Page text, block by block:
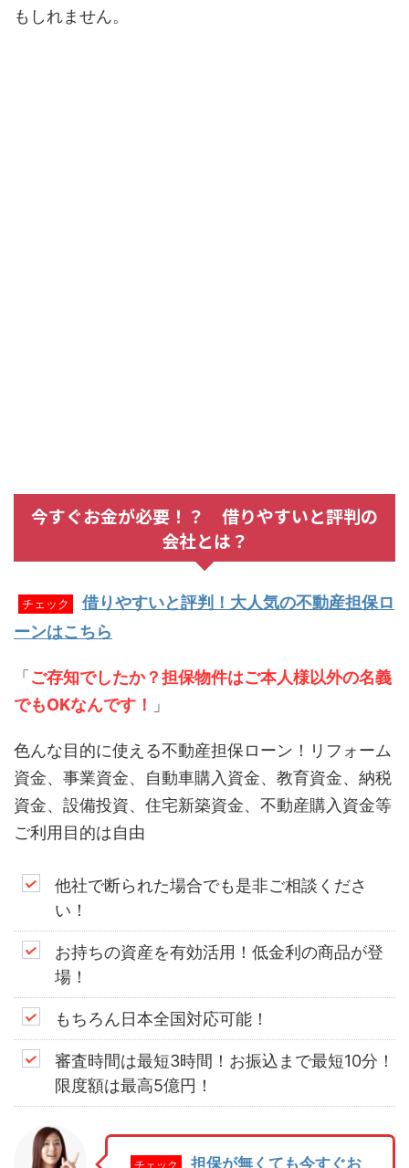
もしれません。
今すぐお金が必要！？ 借りやすいと評判の
会社とは？
チェック
借りやすいと評判！大人気の不動産担保ロ
ーンはこちら
「 ご存知でしたか？担保物件はご本人様以外の名義
でもOKなんです！
」
色んな目的に使える不動産担保ローン！リフォーム
資金、事業資金、自動車購入資金、教育資金、納税
資金、設備投資、住宅新築資金、不動産購入資金等
ご利用目的は自由
他社で断られた場合でも是非ご相談くださ
い！
お持ちの資産を有効活用！低金利の商品が登
場！
もちろん日本全国対応可能！
審査時間は最短3時間！お振込まで最短10分！
限度額は最高5億円！
チェック 担保が無くても今すぐお